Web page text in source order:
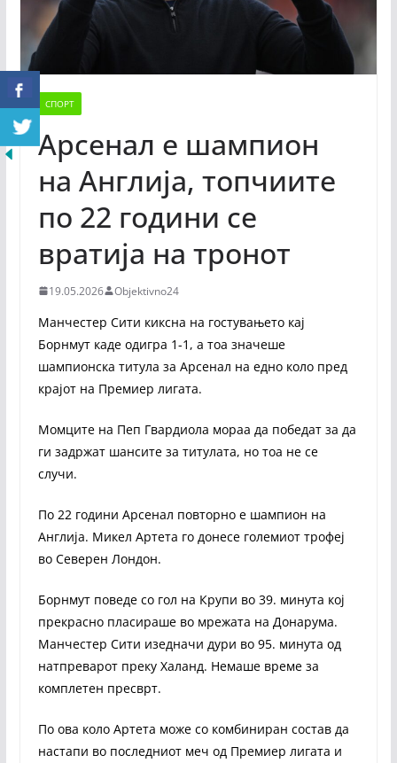
СПОРТ
Арсенал е шампион
на Англија, топчиите
по 22 години се
вратија на тронот
19.05.2026 Objektivno24
Манчестер Сити киксна на гостувањето кај
Борнмут каде одигра 1-1, а тоа значеше
шампионска титула за Арсенал на едно коло пред
крајот на Премиер лигата.
Момците на Пеп Гвардиола мораа да победат за да
ги задржат шансите за титулата, но тоа не се
случи.
По 22 години Арсенал повторно е шампион на
Англија. Микел Артета го донесе големиот трофеј
во Северен Лондон.
Борнмут поведе со гол на Крупи во 39. минута кој
прекрасно пласираше во мрежата на Донарума.
Манчестер Сити изедначи дури во 95. минута од
натпреварот преку Халанд. Немаше време за
комплетен пресврт.
По ова коло Артета може со комбиниран состав да
настапи во последниот меч од Премиер лигата и